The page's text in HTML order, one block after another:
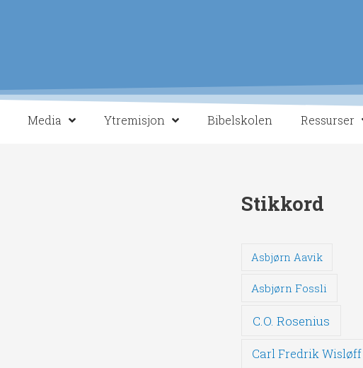
Media Ytremisjon Bibelskolen Ressurser
Stikkord
Asbjørn Aavik
Asbjørn Fossli
C.O. Rosenius
Carl Fredrik Wisløff